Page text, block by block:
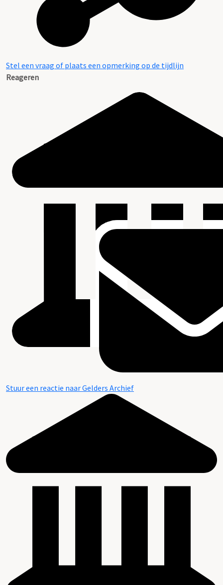
Stel een vraag of plaats een opmerking op de tijdlijn
Reageren
Stuur een reactie naar Gelders Archief